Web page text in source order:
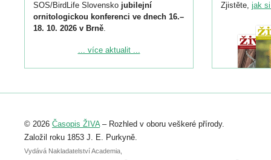
SOS/BirdLife Slovensko jubilejní
ornitologickou konferenci ve dnech 16.–
18. 10. 2026 v Brně.
Podrobnější informace ke konferenci
Registrovat se můžete do 6. září.
abstraktu přihlášené přednášky nebo
posteru je už 30. června.
... více aktualit ...
Zjistěte, jak
© 2026 Časopis ŽIVA– Rozhled v oboru veškeré přírody.
Založil roku 1853 J. E. Purkyně.
Vydává Nakladatelství Academia,